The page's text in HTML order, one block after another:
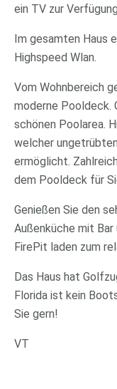
ein TV zur
Im gesamten Haus
Highspeed Wlan.
Vom Wohnbereich
moderne Pooldeck.
schönen Poolarea.
welcher
ermöglicht.
dem Pooldeck für
Genießen Sie den
Außenküche mit Bar
FirePit laden zum
Das Haus hat
Florida ist kein
Sie gern!
VT